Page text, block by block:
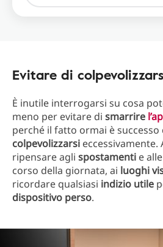
Evitare di
È inutile interrogarsi su cosa
meno per evitare di smarrire
perché il fatto ormai è
colpevolizzarsi
ripensare agli spostamenti e alle
corso della giornata, ai luoghi
ricordare qualsiasi indizio utile
dispositivo perso.